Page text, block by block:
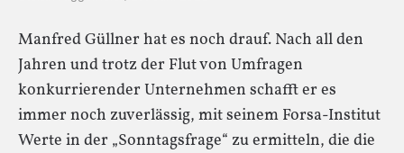
Manfred Güllner hat es noch drauf. Nach all den
Jahren und trotz der Flut von Umfragen
konkurrierender Unternehmen schafft er es
immer noch zuverlässig, mit seinem Forsa-Institut
Werte in der „Sonntagsfrage“ zu ermitteln, die die